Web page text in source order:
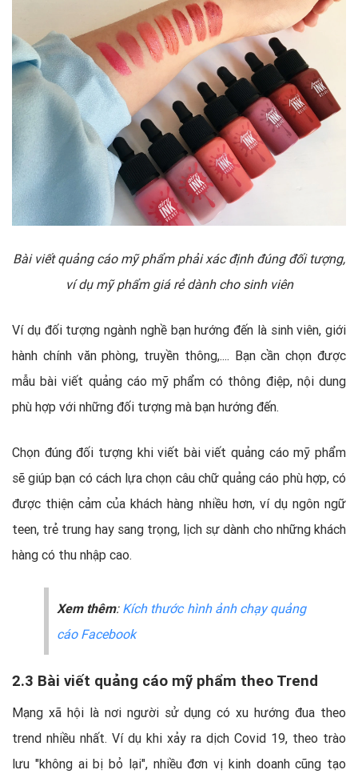
Bài viết quảng cáo mỹ phẩm phải xác định đúng đối tượng,
ví dụ mỹ phẩm giá rẻ dành cho sinh viên
Ví dụ đối tượng ngành nghề bạn hướng đến là sinh viên, giới
hành chính văn phòng, truyền thông,.... Bạn cần chọn được
mẫu bài viết quảng cáo mỹ phẩm có thông điệp, nội dung
phù hợp với những đối tượng mà bạn hướng đến.
Chọn đúng đối tượng khi viết bài viết quảng cáo mỹ phẩm
sẽ giúp bạn có cách lựa chọn câu chữ quảng cáo phù hợp, có
được thiện cảm của khách hàng nhiều hơn, ví dụ ngôn ngữ
teen, trẻ trung hay sang trọng, lịch sự dành cho những khách
hàng có thu nhập cao.
Xem thêm: Kích thước hình ảnh chạy quảng
cáo Facebook
2.3 Bài viết quảng cáo mỹ phẩm theo Trend
Mạng xã hội là nơi người sử dụng có xu hướng đua theo
trend nhiều nhất. Ví dụ khi xảy ra dịch Covid 19, theo trào
lưu "không ai bị bỏ lại", nhiều đơn vị kinh doanh cũng tạo